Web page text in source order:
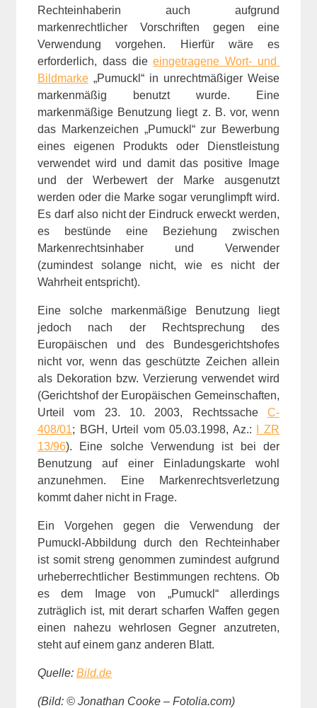
Rechteinhaberin auch aufgrund
markenrechtlicher Vorschriften gegen eine
Verwendung vorgehen. Hierfür wäre es
erforderlich, dass dieeingetragene Wort- und
Bildmarke „Pumuckl“ in unrechtmäßiger Weise
markenmäßig benutzt wurde. Eine
markenmäßige Benutzung liegt z. B. vor, wenn
das Markenzeichen „Pumuckl“ zur Bewerbung
eines eigenen Produkts oder Dienstleistung
verwendet wird und damit das positive Image
und der Werbewert der Marke ausgenutzt
werden oder die Marke sogar verunglimpft wird.
Es darf also nicht der Eindruck erweckt werden,
es bestünde eine Beziehung zwischen
Markenrechtsinhaber und Verwender
(zumindest solange nicht, wie es nicht der
Wahrheit entspricht).
Eine solche markenmäßige Benutzung liegt
jedoch nach der Rechtsprechung des
Europäischen und des Bundesgerichtshofes
nicht vor, wenn das geschützte Zeichen allein
als Dekoration bzw. Verzierung verwendet wird
(Gerichtshof der Europäischen Gemeinschaften,
Urteil vom 23. 10. 2003, Rechtssache C-
408/01; BGH, Urteil vom 05.03.1998, Az.:
I ZR
13/96). Eine solche Verwendung ist bei der
Benutzung auf einer Einladungskarte wohl
anzunehmen. Eine Markenrechtsverletzung
kommt daher nicht in Frage.
Ein Vorgehen gegen die Verwendung der
Pumuckl-Abbildung durch den Rechteinhaber
ist somit streng genommen zumindest aufgrund
urheberrechtlicher Bestimmungen rechtens. Ob
es dem Image von „Pumuckl“ allerdings
zuträglich ist, mit derart scharfen Waffen gegen
einen nahezu wehrlosen Gegner anzutreten,
steht auf einem ganz anderen Blatt.
Quelle: Bild.de
(Bild: © Jonathan Cooke – Fotolia.com)